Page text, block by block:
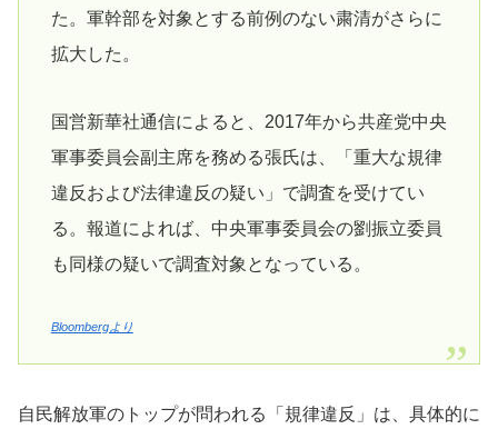
た。軍幹部を対象とする前例のない粛清がさらに
拡大した。
国営新華社通信によると、2017年から共産党中央
軍事委員会副主席を務める張氏は、「重大な規律
違反および法律違反の疑い」で調査を受けてい
る。報道によれば、中央軍事委員会の劉振立委員
も同様の疑いで調査対象となっている。
Bloombergより
自民解放軍のトップが問われる「規律違反」は、具体的に